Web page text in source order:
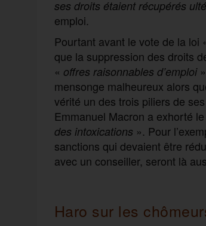
ses droits étaient récupérés
emploi.
Pourtant avant le vote de la loi
que la suppression des droits
« offres raisonnables d’emploi
mensonge malheureux alors
vérité un des trois piliers de
Emmanuel Macron a exhorté
des intoxications ». Pour
sanctions qui devaient être
avec un conseiller, seront là
Haro sur les